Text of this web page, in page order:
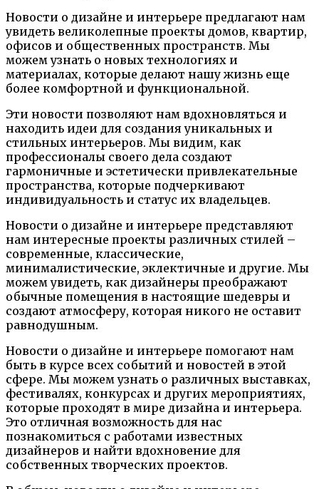
Новости о дизайне и интерьере предлагают нам
увидеть великолепные проекты домов, квартир,
офисов и общественных пространств. Мы
можем узнать о новых технологиях и
материалах, которые делают нашу жизнь еще
более комфортной и функциональной.
Эти новости позволяют нам вдохновляться и
находить идеи для создания уникальных и
стильных интерьеров. Мы видим, как
профессионалы своего дела создают
гармоничные и эстетически привлекательные
пространства, которые подчеркивают
индивидуальность и статус их владельцев.
Новости о дизайне и интерьере представляют
нам интересные проекты различных стилей –
современные, классические,
минималистические, эклектичные и другие. Мы
можем увидеть, как дизайнеры преображают
обычные помещения в настоящие шедевры и
создают атмосферу, которая никого не оставит
равнодушным.
Новости о дизайне и интерьере помогают нам
быть в курсе всех событий и новостей в этой
сфере. Мы можем узнать о различных выставках,
фестивалях, конкурсах и других мероприятиях,
которые проходят в мире дизайна и интерьера.
Это отличная возможность для нас
познакомиться с работами известных
дизайнеров и найти вдохновение для
собственных творческих проектов.